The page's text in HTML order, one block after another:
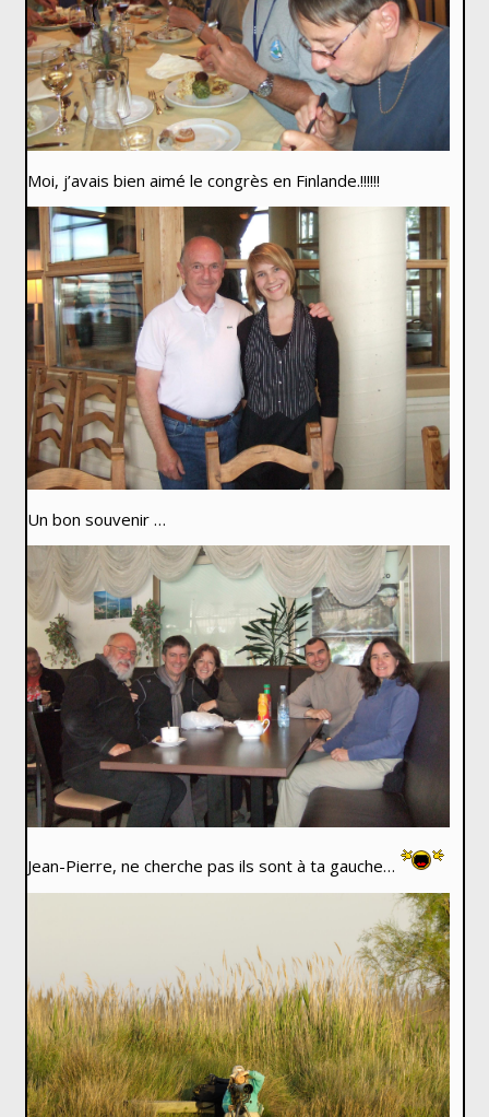
Moi, j’avais bien aimé le congrès en Finlande.!!!!!!
Un bon souvenir …
Jean-Pierre, ne cherche pas ils sont à ta gauche…